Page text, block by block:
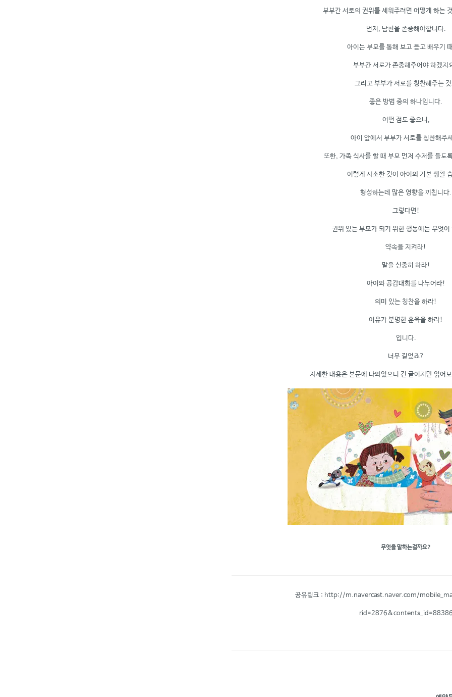
부부간 서로의 권위를 세워주려면 어떻게 하는
먼저, 남편을 존중해야합니다.
아이는 부모를 통해 보고 듣고 배우기
부부간 서로가 존중해주어야 하겠지
그리고 부부가 서로를 칭찬해주는
좋은 방법 중의 하나입니다.
어떤 점도 좋으니,
아이 앞에서 부부가 서로를 칭찬해주
또한, 가족 식사를 할 때 부모 먼저 수저를 들도
이렇게 사소한 것이 아이의 기본 생활
형성하는데 많은 영향을 끼칩니다.
그렇다면!
권위 있는 부모가 되기 위한 행동에는 무엇이
약속을 지켜라!
말을 신중히 하라!
아이와 공감대화를 나누어라!
의미 있는 칭찬을 하라!
이유가 분명한 훈육을 하라!
입니다.
너무 길었죠?
자세한 내용은 본문에 나와있으니 긴 글이지만 읽어
무엇을 말하는걸까요?
공유링크 : http://m.navercast.naver.com/
rid=2876&contents_id=88386